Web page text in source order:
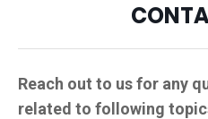
Reach out to us for any
related to following